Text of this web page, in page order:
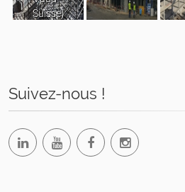
Suisse)
Suivez-nous !